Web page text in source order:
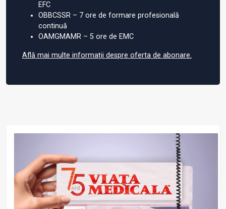
EFC
OBBCSSR – 7 ore de formare profesională
continuă
OAMGMAMR – 5 ore de EMC
Află mai multe informații despre oferta de abonare.